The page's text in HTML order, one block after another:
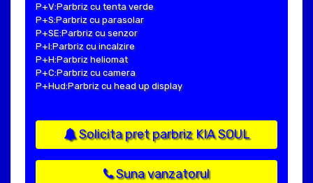
P+V:Parbriz cu tenta verde
P+S:Parbriz cu parasolar
P+SE:Parbriz cu senzor
P+I:Parbriz cu incalzire
P+H:Parbriz heliomat
P+C:Parbriz cu camera
P+Hud:Parbriz cu head up display
Solicita pret parbriz KIA SOUL
Suna vanzatorul